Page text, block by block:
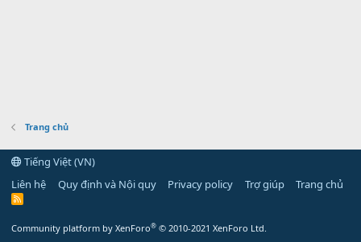
Trang chủ
Tiếng Việt (VN)
Liên hệ
Quy định và Nội quy Privacy policy Trợ giúp Trang chủ
R
Community platform by XenForo® © 2010-2021 XenForo Ltd.